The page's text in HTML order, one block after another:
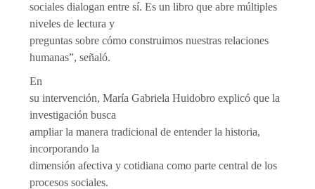
sociales dialogan entre sí. Es un libro que abre múltiples
niveles de lectura y
preguntas sobre cómo construimos nuestras relaciones
humanas”, señaló.
En
su intervención, María Gabriela Huidobro explicó que la
investigación busca
ampliar la manera tradicional de entender la historia,
incorporando la
dimensión afectiva y cotidiana como parte central de los
procesos sociales.